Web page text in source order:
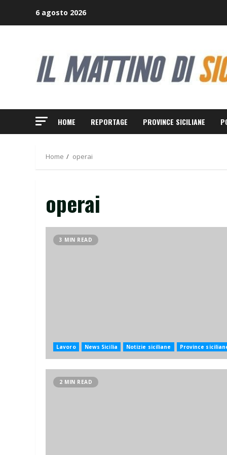
6 agosto 2026
HOME REPORTAGE PROVINCE SICILIANE
Home operai
operai
3 MIN READ
Lavoro News Sicilia Notizie siciliane Province
2 MIN READ